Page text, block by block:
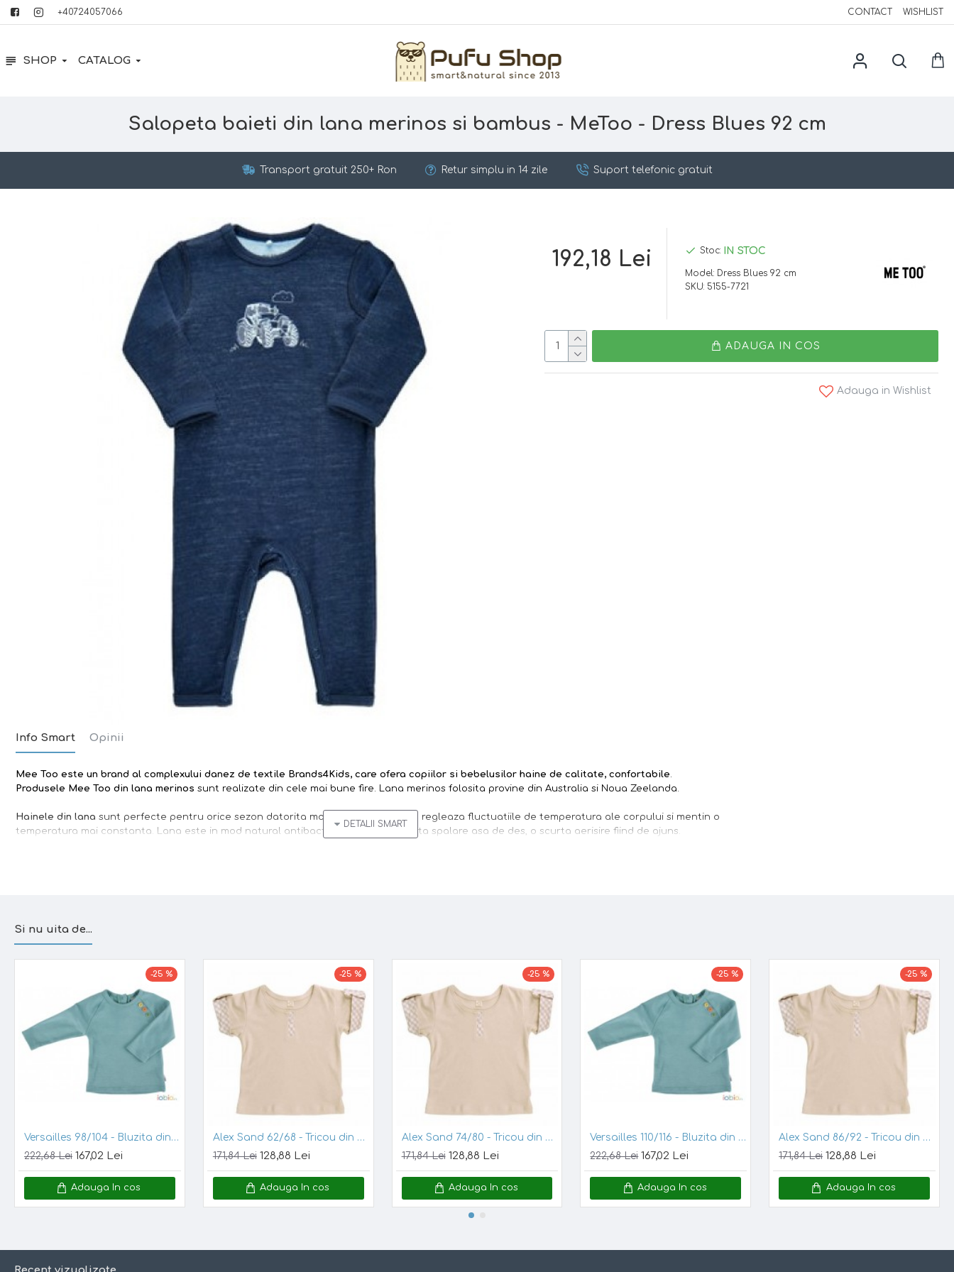
+40724057066 CONTACT WISHLIST
SHOP CATALOG
Salopeta baieti din lana merinos si bambus - MeToo - Dress Blues 92 cm
Transport gratuit 250+ Ron Retur simplu in 14 zile Suport telefonic gratuit
192,18 Lei Stoc: IN STOC
Model: Dress Blues 92 cm
SKU: 5155-7721
ADAUGA IN COS
Adauga in Wishlist
Info Smart Opinii
Mee Too este un brand al complexului danez de textile Brands4Kids, care ofera copiilor si bebelusilor haine de calitate, confortabile.
Produsele Mee Too din lana merinos sunt realizate din cele mai bune fire. Lana merinos folosita provine din Australia si Noua Zeelanda.
Hainele din lana sunt perfecte pentru orice sezon datorita modului unic prin care regleaza fluctuatiile de temperatura ale corpului si mentin o
temperatura mai constanta. Lana este in mod natural antibacteriana si nu necesita spalare asa de des, o scurta aerisire fiind de ajuns.
este subtire si confortabil
, ideala de purtat in casa pur si simplu, ziua sau noaptea, sau iarna, afara, pe sub hainele de zapada.
Copilului ii va fi comod
la joaca si in casa si afara. Lana Merino ajuta la mentinerea temperaturii corpuluifara sa supra-incalzeasca
. Noaptea,
potate fi purtata ca pijama. Lasa pielea sa respire si absoarbe umezeala
fara sa dea senzatia de umed
, astfel bebelusul nu va transpira.
Produsele din lana Merinos absorb umezeala fara a da senzatia de ud si mai ales fara a da senzatia de rece. Pielea ramane calda chiar daca
bebelusul s-a udat! Bambusul este fin, moale, ideal pentru pielea sensibil
100% lana merinos exterior, 100% bambus interior
· Usor de imbracat
Si nu uita de...
-25 %
Versailles 98/104 - Bluzita din bumbac organic - Iobio
222,68 Lei 167,02 Lei
Adauga In cos
-25 %
Alex Sand 62/68 - Tricou din bumbac organic interlock fin GOTS
171,84 Lei 128,88 Lei
Adauga In cos
-25 %
Alex Sand 74/80 - Tricou din bumbac organic interlock fin GOTS
171,84 Lei 128,88 Lei
Adauga In cos
-25 %
Versailles 110/116 - Bluzita din bumbac organic - Iobio
222,68 Lei 167,02 Lei
Adauga In cos
-25 %
Alex Sand 86/92 - Tricou din bumbac organic interlock fin GOTS
171,84 Lei 128,88 Lei
Adauga In cos